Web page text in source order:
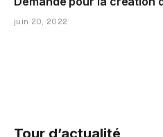
juin 20, 2022
Tour d’actualité